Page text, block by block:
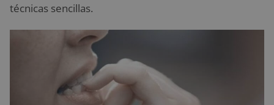
técnicas sencillas.